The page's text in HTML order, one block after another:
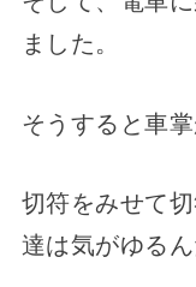
ました。
そうすると車
切符をみせて
達は気がゆる